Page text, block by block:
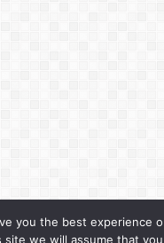
you the best experience
we will assume that